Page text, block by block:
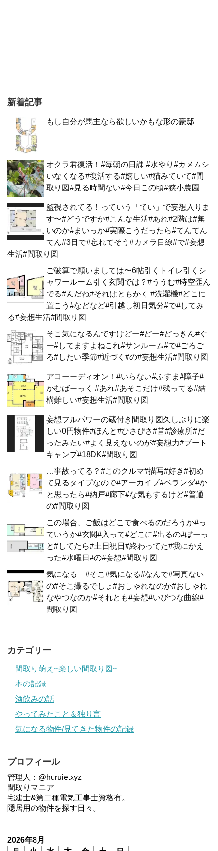
新着記事
もし自分が馬主なら欲しいかもな形の豪邸
オクラ君復活！#毎朝の日課 #水やり#カメムシ
いなくなる#復活する#嬉しい#猫みていて#間
取り図#見る時間ない#今日この頃#狭小農園
監視されてる！っていう「てい」で妄想入りま
す〜#どうですか#こんな生活#あれ#2階は#無
いのか#まいっか#実際こうだったら#てんてん
てん#3日で#忘れてそう#カメラ目線#で#妄想
生活#間取り図
ご破算で願いましては〜6帖引くトイレ引くシ
ャワールーム引く玄関では？#ううむ#時空歪ん
でる#んだね#それはともかく #洗濯機#どこに
置こう#などなど#引越し初日気分#で#してみ
る#妄想生活#間取り図
そこ気になるんですけどー#どー#どっきん#ぐ
ー#してますよねこれ#サンルーム#で#ごろご
ろ#したい季節#近づく#の#妄想生活#間取り図
アコーーディオン！#いらない#ふすま#障子#
かむばーっく #あれ#あそこだけ#残ってる#結
構難しい#妄想生活#間取り図
妄想フルパワーの蔵付き間取り図久しぶりに楽
しい0円物件#ほんと#ひさびさ#昔#診療所#だ
ったみたい#よく見えないのが#妄想力#ブート
キャンプ#18DK#間取り図
…事故ってる？#このクルマ#描写#好き#初め
て見るタイプなので#アーカイブ#ベランダ#か
と思ったら#納戸#廊下#な気もするけど#普通
の#間取り図
この場合、ご飯はどこで食べるのだろうか#っ
ていうか#玄関#入って#どこに#出るの#ぼーっ
と#してたら#土日祝日#終わってた#我にかえ
った#水曜日#の#妄想#間取り図
気になるー#そこ#気になる#なんで#写真ない
の#そこ撮るでしょ#おしゃれなのか#おしゃれ
なやつなのか#それとも#妄想#いびつな曲線#
間取り図
カテゴリー
間取り萌え~楽しい間取り図~
本の記録
酒飲みの話
やってみたこと＆独り言
気になる物件/見てきた物件の記録
プロフィール
管理人：@huruie.xyz
間取りマニア
宅建士&第二種電気工事士資格有。
隠居用の物件を探す日々。
2026年8月